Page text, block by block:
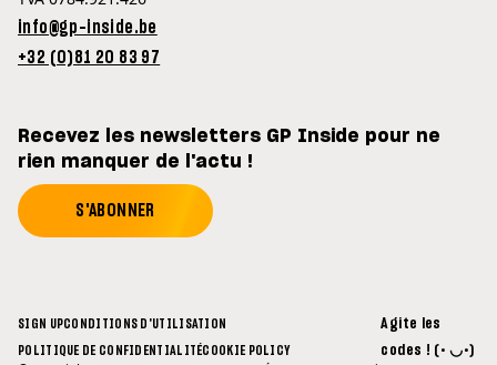
info@gp-inside.be
+32 (0)81 20 83 97
Recevez les newsletters GP Inside pour ne
rien manquer de l'actu !
S'ABONNER
SIGN UPCONDITIONS D'UTILISATION
POLITIQUE DE CONFIDENTIALITÉCOOKIE POLICY
Agite les
codes ! (• ◡•)